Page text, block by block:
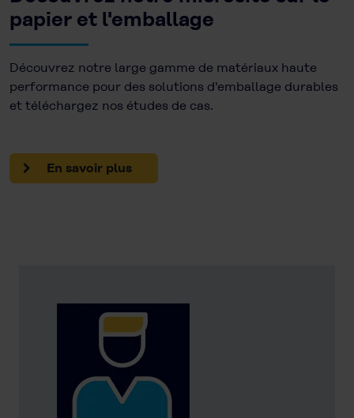
papier et l'emballage
Découvrez notre large gamme de matériaux haute
performance pour des solutions d'emballage durables
et téléchargez nos études de cas.
En savoir plus